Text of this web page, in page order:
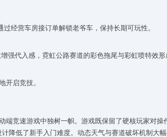
经营车房接订单解锁老爷车，保持长期可玩性。
代入感，霓虹公路赛道的彩色拖尾与彩虹喷特效形
开启竞技。
端竞速游戏中独树一帜。游戏既保留了硬核玩家对操
降低了新手入门难度。动态天气与赛道破坏机制大